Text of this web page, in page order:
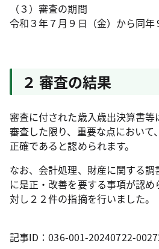
（３）審査の期間
令和３年７月９日（金）から同
２ 審査の結果
審査に付された歳入歳出決算書等
審査した限り、重要な点において
正確であると認められます。
なお、会計処理、財産に関する
に是正・改善を要する事項が認
対し２２件の指摘を行いました。
記事ID：036-001-20240722-